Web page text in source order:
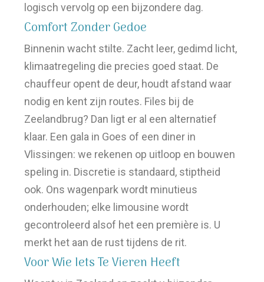
logisch vervolg op een bijzondere dag.
Comfort Zonder Gedoe
Binnenin wacht stilte. Zacht leer, gedimd licht,
klimaatregeling die precies goed staat. De
chauffeur opent de deur, houdt afstand waar
nodig en kent zijn routes. Files bij de
Zeelandbrug? Dan ligt er al een alternatief
klaar. Een gala in Goes of een diner in
Vlissingen: we rekenen op uitloop en bouwen
speling in. Discretie is standaard, stiptheid
ook. Ons wagenpark wordt minutieus
onderhouden; elke limousine wordt
gecontroleerd alsof het een première is. U
merkt het aan de rust tijdens de rit.
Voor Wie Iets Te Vieren Heeft